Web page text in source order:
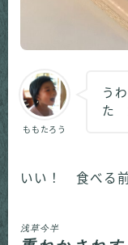
ももたろう
う
た
いい！ 食べる
浅草今半